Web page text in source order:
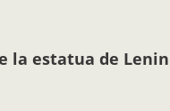
la estatua de